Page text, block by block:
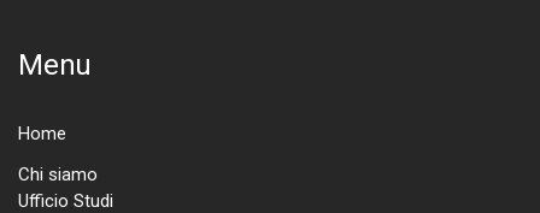
Menu
Home
Chi siamo
Ufficio Studi